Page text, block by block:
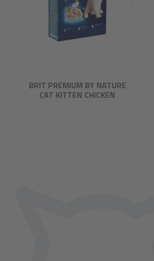
BRIT PREMIUM BY NATURE
CAT KITTEN CHICKEN